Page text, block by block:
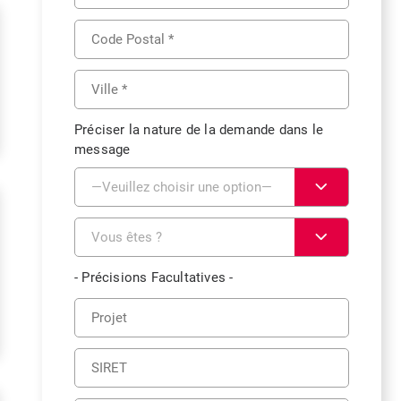
Préciser la nature de la demande dans le
message
- Précisions Facultatives -